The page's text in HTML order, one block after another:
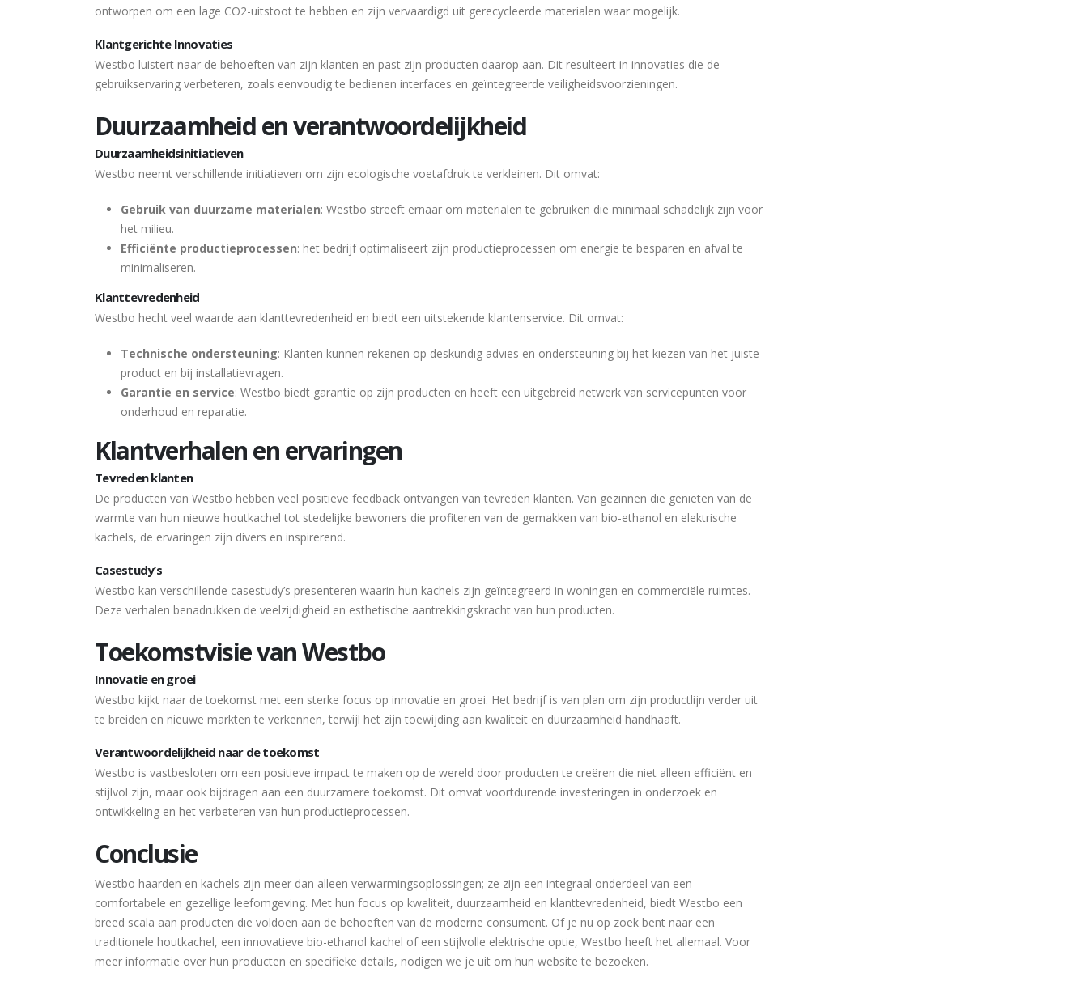
ontworpen om een lage CO2-uitstoot te hebben en zijn vervaardigd uit gerecycleerde materialen waar mogelijk.
Klantgerichte Innovaties
Westbo luistert naar de behoeften van zijn klanten en past zijn producten daarop aan. Dit resulteert in innovaties die de
gebruikservaring verbeteren, zoals eenvoudig te bedienen interfaces en geïntegreerde veiligheidsvoorzieningen.
Duurzaamheid en verantwoordelijkheid
Duurzaamheidsinitiatieven
Westbo neemt verschillende initiatieven om zijn ecologische voetafdruk te verkleinen. Dit omvat:
Gebruik van duurzame materialen: Westbo streeft ernaar om materialen te gebruiken die minimaal schadelijk zijn voor
het milieu.
Efficiënte productieprocessen: het bedrijf optimaliseert zijn productieprocessen om energie te besparen en afval te
minimaliseren.
Klanttevredenheid
Westbo hecht veel waarde aan klanttevredenheid en biedt een uitstekende klantenservice. Dit omvat:
Technische ondersteuning: Klanten kunnen rekenen op deskundig advies en ondersteuning bij het kiezen van het juiste
product en bij installatievragen.
Garantie en service: Westbo biedt garantie op zijn producten en heeft een uitgebreid netwerk van servicepunten voor
onderhoud en reparatie.
Klantverhalen en ervaringen
Tevreden klanten
De producten van Westbo hebben veel positieve feedback ontvangen van tevreden klanten. Van gezinnen die genieten van de
warmte van hun nieuwe houtkachel tot stedelijke bewoners die profiteren van de gemakken van bio-ethanol en elektrische
kachels, de ervaringen zijn divers en inspirerend.
Casestudy’s
Westbo kan verschillende casestudy’s presenteren waarin hun kachels zijn geïntegreerd in woningen en commerciële ruimtes.
Deze verhalen benadrukken de veelzijdigheid en esthetische aantrekkingskracht van hun producten.
Toekomstvisie van Westbo
Innovatie en groei
Westbo kijkt naar de toekomst met een sterke focus op innovatie en groei. Het bedrijf is van plan om zijn productlijn verder uit
te breiden en nieuwe markten te verkennen, terwijl het zijn toewijding aan kwaliteit en duurzaamheid handhaaft.
Verantwoordelijkheid naar de toekomst
Westbo is vastbesloten om een positieve impact te maken op de wereld door producten te creëren die niet alleen efficiënt en
stijlvol zijn, maar ook bijdragen aan een duurzamere toekomst. Dit omvat voortdurende investeringen in onderzoek en
ontwikkeling en het verbeteren van hun productieprocessen.
Conclusie
Westbo haarden en kachels zijn meer dan alleen verwarmingsoplossingen; ze zijn een integraal onderdeel van een
comfortabele en gezellige leefomgeving. Met hun focus op kwaliteit, duurzaamheid en klanttevredenheid, biedt Westbo een
breed scala aan producten die voldoen aan de behoeften van de moderne consument. Of je nu op zoek bent naar een
traditionele houtkachel, een innovatieve bio-ethanol kachel of een stijlvolle elektrische optie, Westbo heeft het allemaal. Voor
meer informatie over hun producten en specifieke details, nodigen we je uit om hun website te bezoeken.